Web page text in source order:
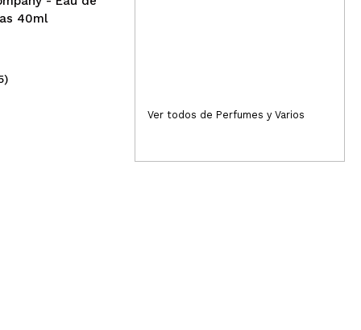
40ml
Ver todos de Perfumes y Varios